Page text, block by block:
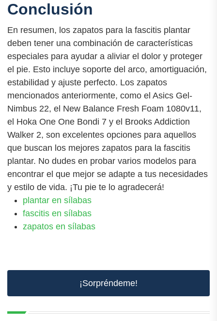
Conclusión
En resumen, los zapatos para la fascitis plantar
deben tener una combinación de características
especiales para ayudar a aliviar el dolor y proteger
el pie. Esto incluye soporte del arco, amortiguación,
estabilidad y ajuste perfecto. Los zapatos
mencionados anteriormente, como el Asics Gel-
Nimbus 22, el New Balance Fresh Foam 1080v11,
el Hoka One One Bondi 7 y el Brooks Addiction
Walker 2, son excelentes opciones para aquellos
que buscan los mejores zapatos para la fascitis
plantar. No dudes en probar varios modelos para
encontrar el que mejor se adapte a tus necesidades
y estilo de vida. ¡Tu pie te lo agradecerá!
plantar en sílabas
fascitis en sílabas
zapatos en sílabas
¡Sorpréndeme!